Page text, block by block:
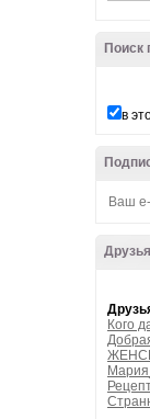
Поиск
в
Друзья
Кого